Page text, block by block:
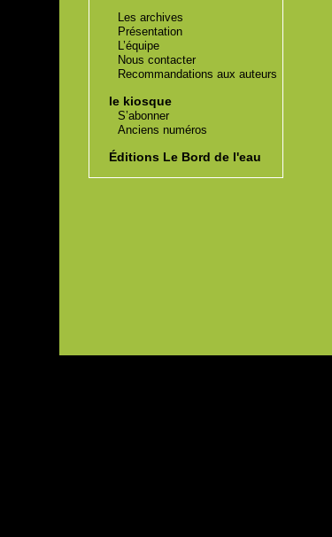
Les archives
Présentation
L’équipe
Nous contacter
Recommandations aux auteurs
le kiosque
S’abonner
Anciens numéros
Éditions Le Bord de l'eau